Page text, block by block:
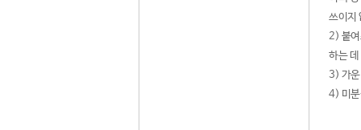
쓰이지
2) 붙여
하는
3) 가운
4) 미분